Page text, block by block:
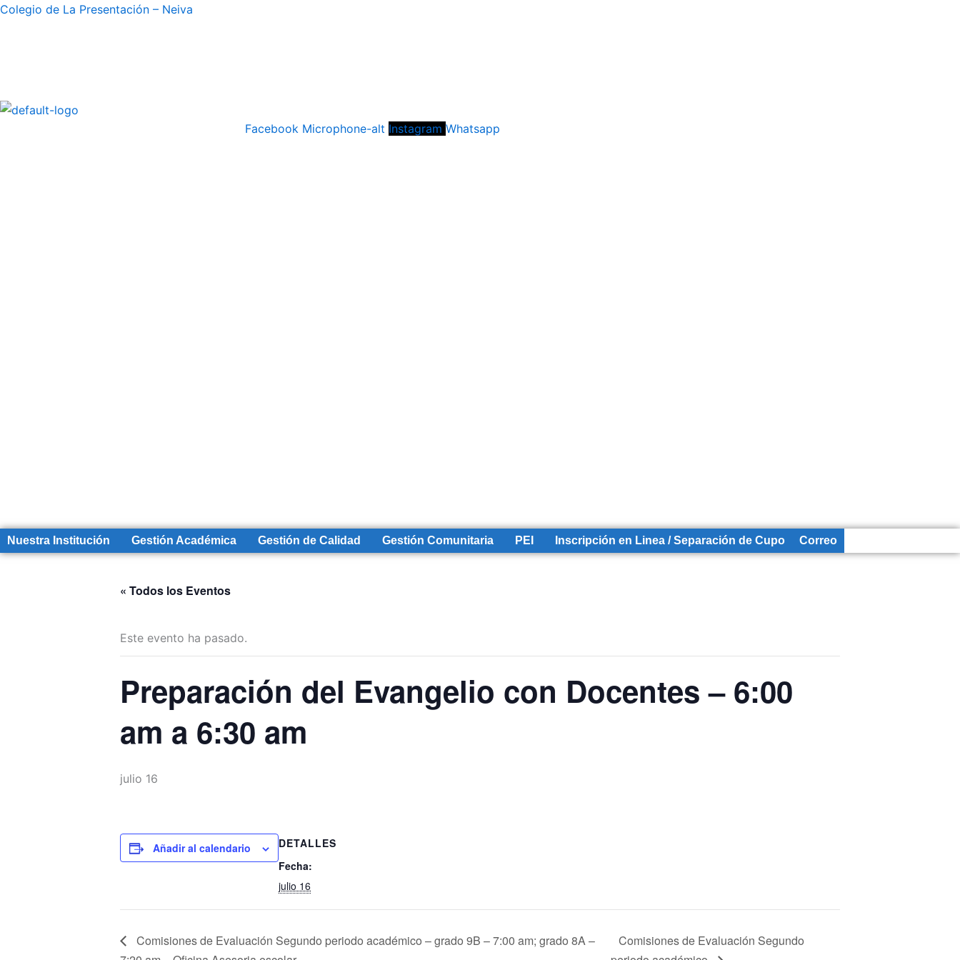
Ir
Colegio de La Presentación – Neiva
Facebook Microphone-alt Instagram Whatsapp
Nuestra Institución Gestión Académica Gestión de Calidad Gestión Comunitaria PEI Inscripción en Linea / Separación de Cupo Correo
« Todos los Eventos
Este evento ha pasado.
Preparación del Evangelio con Docentes – 6:00
am a 6:30 am
julio 16
Añadir al calendario
DETALLES
Fecha:
julio 16
Comisiones de Evaluación Segundo periodo académico – grado 9B – 7:00 am; grado 8A –
Comisiones de Evaluación Segundo